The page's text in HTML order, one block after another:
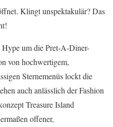
Klingt unspektakulär? Das
um die Pret-A-Diner-
von hochwertigem,
Sternemenüs lockt die
auch anlässlich der Fashion
Treasure Island
offener,